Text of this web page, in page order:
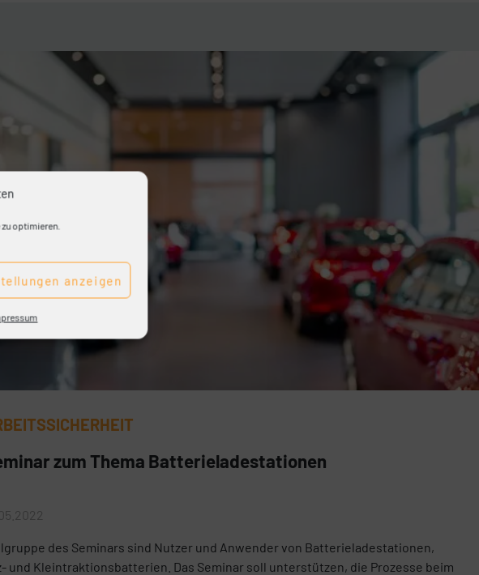
optimieren.
anzeigen
zum Thema Batterieladestationen
des Seminars sind Nutzer und Anwender von Batterieladestationen,
und Kleintraktionsbatterien. Das Seminar soll unterstützen, die Prozesse beim